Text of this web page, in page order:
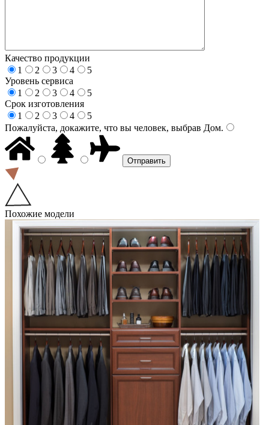
Качество продукции
1
2 3 4
5
Уровень сервиса
1
2 3 4
5
Срок изготовления
1
2 3 4
5
Пожалуйста, докажите, что вы человек, выбрав Дом.
Похожие модели